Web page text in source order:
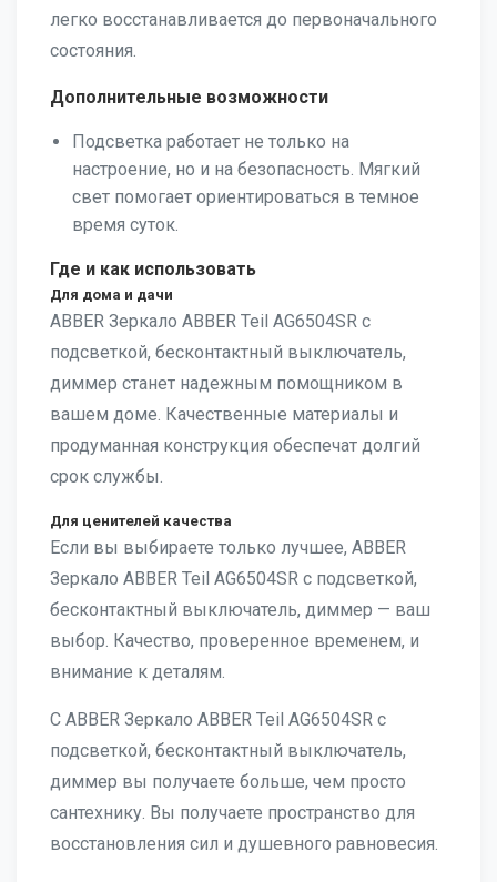
легко восстанавливается до первоначального
состояния.
Дополнительные возможности
Подсветка работает не только на
настроение, но и на безопасность. Мягкий
свет помогает ориентироваться в темное
время суток.
Где и как использовать
Для дома и дачи
ABBER Зеркало ABBER Teil AG6504SR с
подсветкой, бесконтактный выключатель,
диммер станет надежным помощником в
вашем доме. Качественные материалы и
продуманная конструкция обеспечат долгий
срок службы.
Для ценителей качества
Если вы выбираете только лучшее, ABBER
Зеркало ABBER Teil AG6504SR с подсветкой,
бесконтактный выключатель, диммер — ваш
выбор. Качество, проверенное временем, и
внимание к деталям.
С ABBER Зеркало ABBER Teil AG6504SR с
подсветкой, бесконтактный выключатель,
диммер вы получаете больше, чем просто
сантехнику. Вы получаете пространство для
восстановления сил и душевного равновесия.